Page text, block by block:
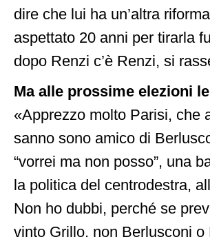
dire che lui ha un’altra
aspettato 20 anni per tirarla
dopo Renzi c’è Renzi, si
Ma alle prossime elezioni
«Apprezzo molto Parisi, che
sanno sono amico di
“vorrei ma non posso”, una
la politica del centrodestra,
Non ho dubbi, perché se
vinto Grillo, non Berlusconi